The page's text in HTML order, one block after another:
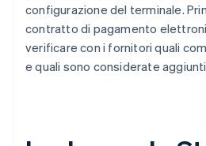
configurazione del terminale.
contratto di pagamento
verificare con i fornitori quali
e quali sono considerate